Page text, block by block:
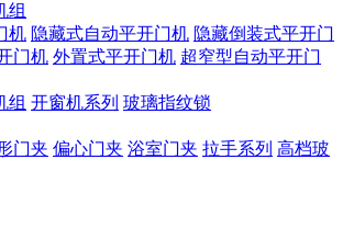
组
机 隐藏式自动平开门机 隐藏倒装式平开门
门机 外置式平开门机 超窄型自动平开门
组 开窗机系列 玻璃指纹锁
门夹 偏心门夹 浴室门夹 拉手系列 高档玻